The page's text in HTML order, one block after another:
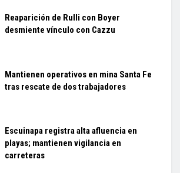
Reaparición de Rulli con Boyer
desmiente vínculo con Cazzu
Mantienen operativos en mina Santa Fe
tras rescate de dos trabajadores
Escuinapa registra alta afluencia en
playas; mantienen vigilancia en
carreteras